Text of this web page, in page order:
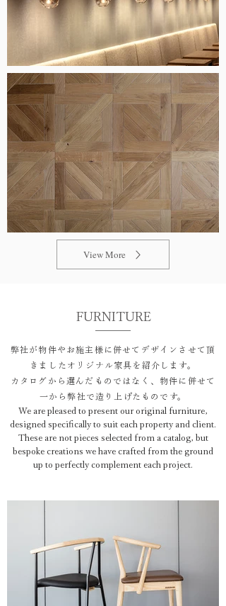
View More
FURNITURE
弊社が物件やお施主様に併せてデザインさせて頂
きましたオリジナル家具を紹介します。
​カタログから選んだものではなく、物件に併せて
一から弊社で造り上げたものです。
We are pleased to present our original furniture,
designed specifically to suit each property and client.
These are not pieces selected from a catalog, but
bespoke creations we have crafted from the ground
up to perfectly complement each project.